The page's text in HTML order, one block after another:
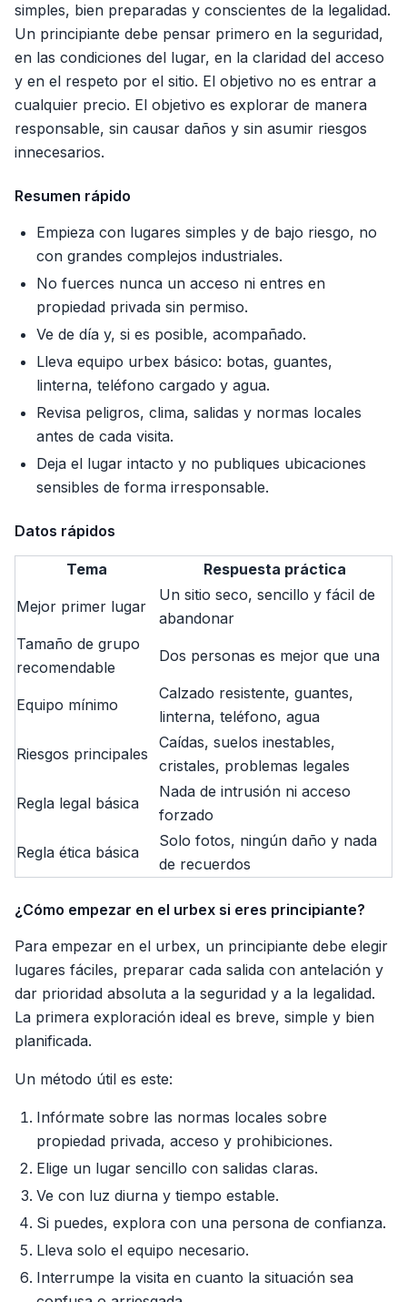
simples, bien preparadas y conscientes de la legalidad.
Un principiante debe pensar primero en la seguridad,
en las condiciones del lugar, en la claridad del acceso
y en el respeto por el sitio. El objetivo no es entrar a
cualquier precio. El objetivo es explorar de manera
responsable, sin causar daños y sin asumir riesgos
innecesarios.
Resumen rápido
Empieza con lugares simples y de bajo riesgo, no
con grandes complejos industriales.
No fuerces nunca un acceso ni entres en
propiedad privada sin permiso.
Ve de día y, si es posible, acompañado.
Lleva equipo urbex básico: botas, guantes,
linterna, teléfono cargado y agua.
Revisa peligros, clima, salidas y normas locales
antes de cada visita.
Deja el lugar intacto y no publiques ubicaciones
sensibles de forma irresponsable.
Datos rápidos
Tema Respuesta práctica
Mejor primer lugar
Un sitio seco, sencillo y fácil de
abandonar
Tamaño de grupo
recomendable
Dos personas es mejor que una
Equipo mínimo
Calzado resistente, guantes,
linterna, teléfono, agua
Riesgos principales
Caídas, suelos inestables,
cristales, problemas legales
Regla legal básica
Nada de intrusión ni acceso
forzado
Regla ética básica
Solo fotos, ningún daño y nada
de recuerdos
¿Cómo empezar en el urbex si eres principiante?
Para empezar en el urbex, un principiante debe elegir
lugares fáciles, preparar cada salida con antelación y
dar prioridad absoluta a la seguridad y a la legalidad.
La primera exploración ideal es breve, simple y bien
planificada.
Un método útil es este:
Infórmate sobre las normas locales sobre
propiedad privada, acceso y prohibiciones.
Elige un lugar sencillo con salidas claras.
Ve con luz diurna y tiempo estable.
Si puedes, explora con una persona de confianza.
Lleva solo el equipo necesario.
Interrumpe la visita en cuanto la situación sea